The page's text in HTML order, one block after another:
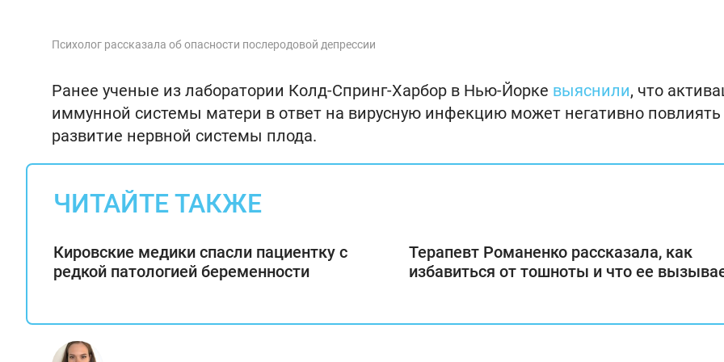
Психолог рассказала об опасности послеродовой депрессии
Ранее ученые из лаборатории Колд-Спринг-Харбор в Нью-Йорке выяснили, что
иммунной системы матери в ответ на вирусную инфекцию может негативно повлиять
развитие нервной системы плода.
ЧИТАЙТЕ ТАКЖЕ
Кировские медики спасли пациентку с
редкой патологией беременности
Терапевт Романенко рассказала, как
избавиться от тошноты и что ее